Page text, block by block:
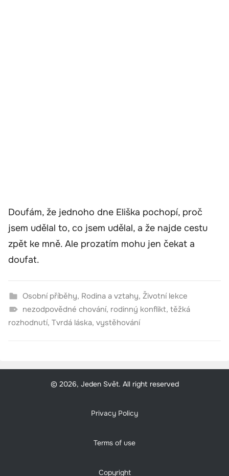
Doufám, že jednoho dne Eliška pochopí, proč
jsem udělal to, co jsem udělal, a že najde cestu
zpět ke mně. Ale prozatím mohu jen čekat a
doufat.
Osobní příběhy, Rodina a vztahy, Životní lekce
nezodpovědné chování, rodinný konflikt, těžká
rozhodnutí, Tvrdá láska, vystěhování
© 2026, Jeden Svět. All right reserved
Privacy Policy
Terms of use
Copyright